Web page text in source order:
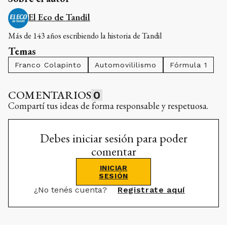
El Eco de Tandil
Más de 143 años escribiendo la historia de Tandil
Temas
Franco Colapinto Automovililismo Fórmula 1
COMENTARIOS 0
Compartí tus ideas de forma responsable y respetuosa.
Debes iniciar sesión para poder
comentar
INICIAR
SESIÓN
¿No tenés cuenta? Registrate aquí